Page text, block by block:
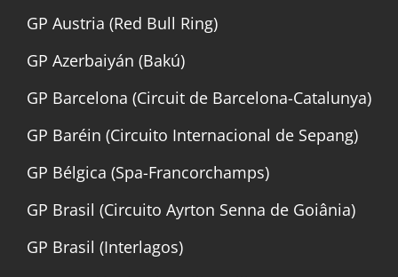
GP Austria (Red Bull Ring)
GP Azerbaiyán (Bakú)
GP Barcelona (Circuit de Barcelona-Catalunya)
GP Baréin (Circuito Internacional de Sepang)
GP Bélgica (Spa-Francorchamps)
GP Brasil (Circuito Ayrton Senna de Goiânia)
GP Brasil (Interlagos)